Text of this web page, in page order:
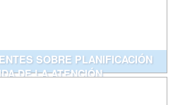
SOBRE PLANIFICACIÓN
DE LA ATENCIÓN